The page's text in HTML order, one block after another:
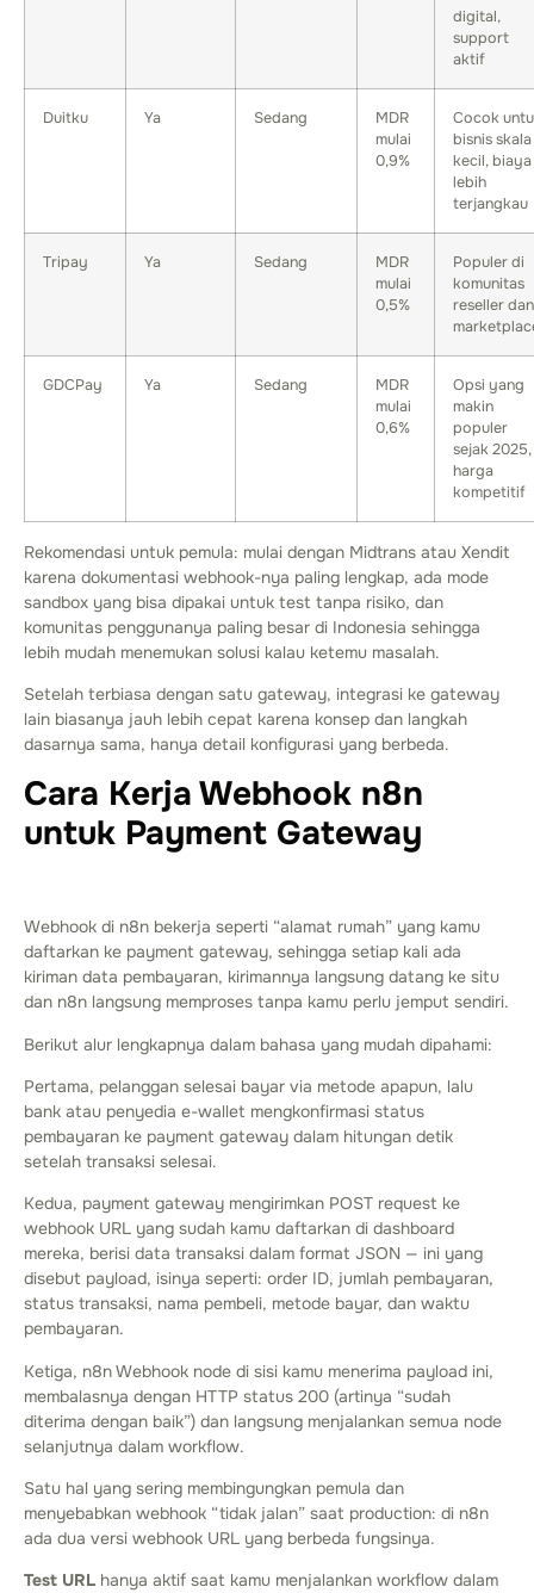
digital,
support
aktif
Duitku Ya Sedang
MDR
mulai
0,9%
Cocok
bisnis skala
kecil, biaya
lebih
terjangkau
Tripay Ya Sedang
MDR
mulai
0,5%
Populer di
komunitas
reseller dan
GDCPay Ya Sedang
MDR
mulai
0,6%
Opsi yang
makin
populer
sejak 2025,
harga
kompetitif
Rekomendasi untuk pemula: mulai dengan Midtrans atau Xendit
karena dokumentasi webhook-nya paling lengkap, ada mode
sandbox yang bisa dipakai untuk test tanpa risiko, dan
komunitas penggunanya paling besar di Indonesia sehingga
lebih mudah menemukan solusi kalau ketemu masalah.
Setelah terbiasa dengan satu gateway, integrasi ke gateway
lain biasanya jauh lebih cepat karena konsep dan langkah
dasarnya sama, hanya detail konfigurasi yang berbeda.
Cara Kerja Webhook n8n
untuk Payment Gateway
Webhook di n8n bekerja seperti “alamat rumah” yang kamu
daftarkan ke payment gateway, sehingga setiap kali ada
kiriman data pembayaran, kirimannya langsung datang ke situ
dan n8n langsung memproses tanpa kamu perlu jemput sendiri.
Berikut alur lengkapnya dalam bahasa yang mudah dipahami:
Pertama, pelanggan selesai bayar via metode apapun, lalu
bank atau penyedia e-wallet mengkonfirmasi status
pembayaran ke payment gateway dalam hitungan detik
setelah transaksi selesai.
Kedua, payment gateway mengirimkan POST request ke
webhook URL yang sudah kamu daftarkan di dashboard
mereka, berisi data transaksi dalam format JSON — ini yang
disebut payload, isinya seperti: order ID, jumlah pembayaran,
status transaksi, nama pembeli, metode bayar, dan waktu
pembayaran.
Ketiga, n8n Webhook node di sisi kamu menerima payload ini,
membalasnya dengan HTTP status 200 (artinya “sudah
diterima dengan baik”) dan langsung menjalankan semua node
selanjutnya dalam workflow.
Satu hal yang sering membingungkan pemula dan
menyebabkan webhook “tidak jalan” saat production: di n8n
ada dua versi webhook URL yang berbeda fungsinya.
Test URL hanya aktif saat kamu menjalankan workflow dalam